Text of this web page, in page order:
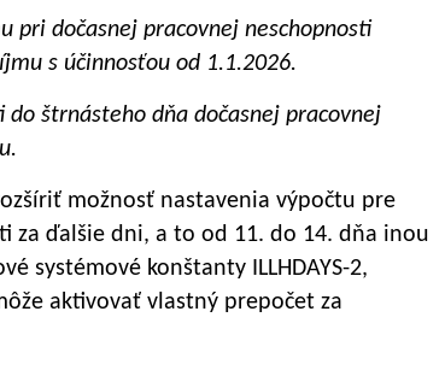
pri dočasnej pracovnej neschopnosti
s účinnosťou od 1.1.2026.
štrnásteho dňa dočasnej pracovnej
možnosť nastavenia výpočtu pre
za ďalšie dni, a to od 11. do 14. dňa inou
systémové konštanty ILLHDAYS-2,
aktivovať vlastný prepočet za